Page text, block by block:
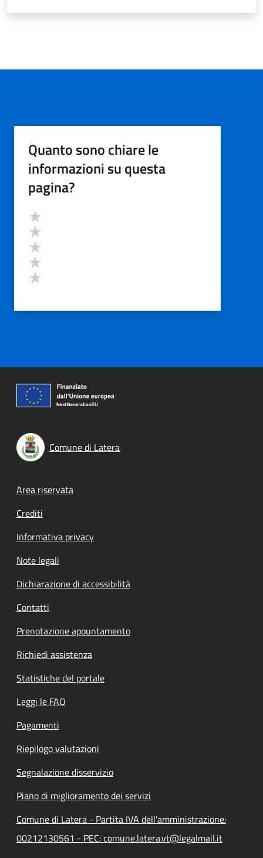
Quanto sono chiare le
informazioni su questa
pagina?
Valutazione
Comune di Latera
Footer menu
Area riservata
Crediti
Informativa privacy
Note legali
Dichiarazione di accessibilità
Contatti
Prenotazione appuntamento
Richiedi assistenza
Statistiche del portale
Leggi le FAQ
Pagamenti
Riepilogo valutazioni
Segnalazione disservizio
Piano di miglioramento dei servizi
Comune di Latera - Partita IVA dell'amministrazione:
00212130561 - PEC: comune.latera.vt@legalmail.it